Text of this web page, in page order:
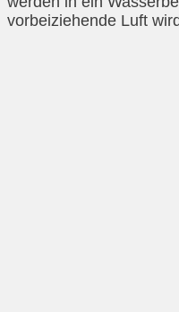
vorbeiziehende Luft